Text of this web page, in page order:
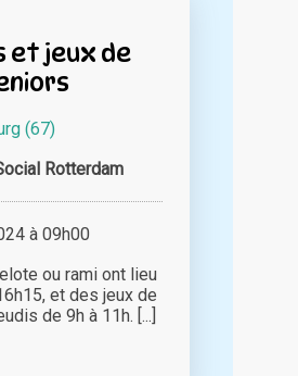
et jeux de
(67)
Rotterdam
à 09h00
ou rami ont lieu
et des jeux de
de 9h à 11h. [...]